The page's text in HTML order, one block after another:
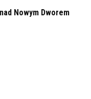
Nowym Dworem